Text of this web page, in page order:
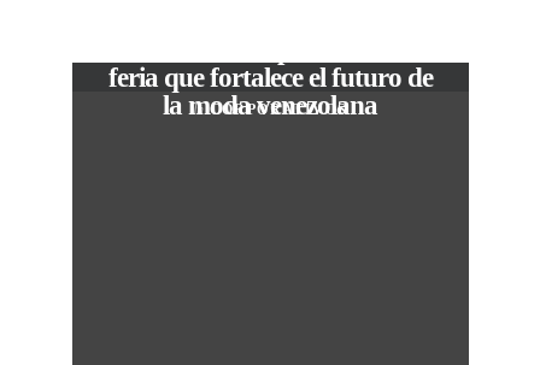
In CORPORATIVOS
feria que fortalece el futuro de
la moda venezolana